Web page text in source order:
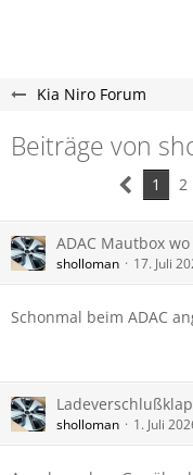
Kia Niro Forum
Beiträge von
1 2
ADAC Mautbox
sholloman 17. Juli
Schonmal beim ADAC
sholloman 1. Juli